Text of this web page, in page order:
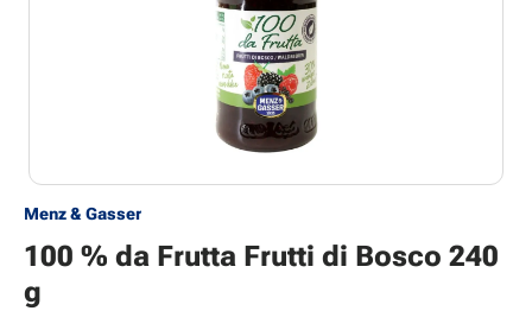
Menz & Gasser
100 % da Frutta Frutti di Bosco 240
g